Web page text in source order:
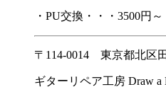
・PU交換・・・3500円～
〒114-0014 東京都北区
ギターリペア工房 Draw a